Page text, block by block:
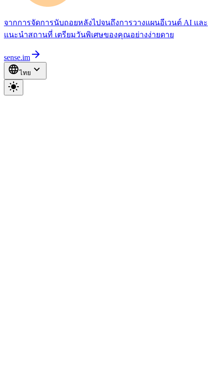
จากการจัดการนับถอยหลังไปจนถึงการวางแผนอีเวนต์ AI และ
แนะนำสถานที่ เตรียมวันพิเศษของคุณอย่างง่ายดาย
sense.im arrow_forward
languageไทย expand_more
light_mode